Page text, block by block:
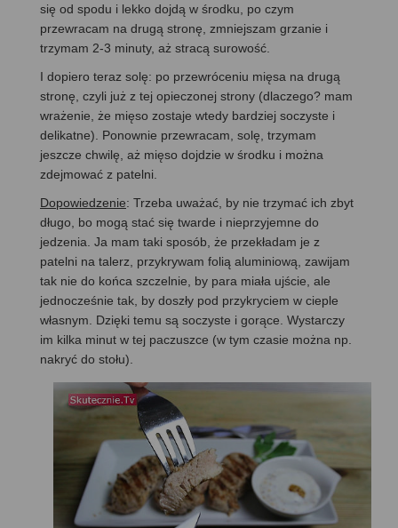
się od spodu i lekko dojdą w środku, po czym
przewracam na drugą stronę, zmniejszam grzanie i
trzymam 2-3 minuty, aż stracą surowość.
I dopiero teraz solę: po przewróceniu mięsa na drugą
stronę, czyli już z tej opieczonej strony (dlaczego? mam
wrażenie, że mięso zostaje wtedy bardziej soczyste i
delikatne). Ponownie przewracam, solę, trzymam
jeszcze chwilę, aż mięso dojdzie w środku i można
zdejmować z patelni.
Dopowiedzenie: Trzeba uważać, by nie trzymać ich zbyt
długo, bo mogą stać się twarde i nieprzyjemne do
jedzenia. Ja mam taki sposób, że przekładam je z
patelni na talerz, przykrywam folią aluminiową, zawijam
tak nie do końca szczelnie, by para miała ujście, ale
jednocześnie tak, by doszły pod przykryciem w cieple
własnym. Dzięki temu są soczyste i gorące. Wystarczy
im kilka minut w tej paczuszce (w tym czasie można np.
nakryć do stołu).